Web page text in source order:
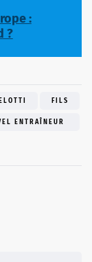
:
?
FILS
ENTRAÎNEUR